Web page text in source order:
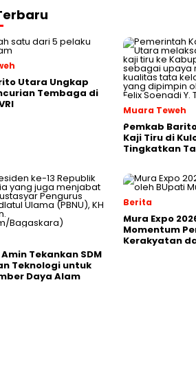
Utara Ungkap
Tembaga di
Muara Teweh
Pemkab
Kaji Tiru di
Tingkatkan
Amin Tekankan SDM
Teknologi untuk
Daya Alam
Berita
Mura Expo
Momentum
Kerakyatan